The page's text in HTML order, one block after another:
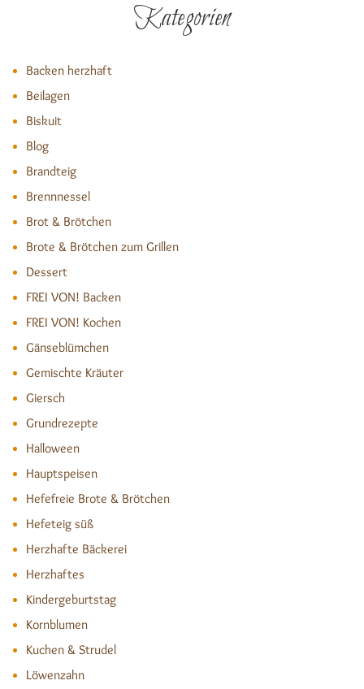
Kategorien
Backen herzhaft
Beilagen
Biskuit
Blog
Brandteig
Brennnessel
Brot & Brötchen
Brote & Brötchen zum Grillen
Dessert
FREI VON! Backen
FREI VON! Kochen
Gänseblümchen
Gemischte Kräuter
Giersch
Grundrezepte
Halloween
Hauptspeisen
Hefefreie Brote & Brötchen
Hefeteig süß
Herzhafte Bäckerei
Herzhaftes
Kindergeburtstag
Kornblumen
Kuchen & Strudel
Löwenzahn